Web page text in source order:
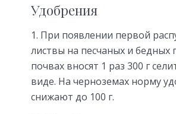
Удобрения
1. При появлении первой
листвы на песчаных и бедных
почвах вносят 1 раз 300 г
виде. На черноземах норму
снижают до 100 г.